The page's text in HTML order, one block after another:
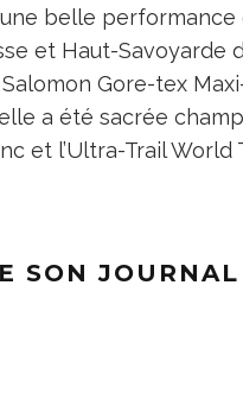
belle
et Haut-Savoyarde
Gore-tex
a été sacrée
et l’Ultra-Trail World
SON